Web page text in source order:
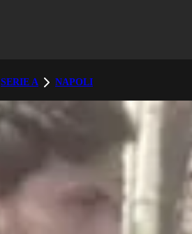
SERIE A NAPOLI